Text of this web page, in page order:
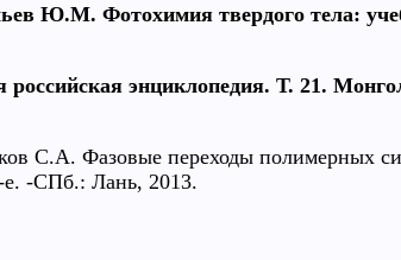
Ю.М. Фотохимия твердого тела:
российская энциклопедия. Т. 21.
С.А. Фазовые переходы полимерных
е. -СПб.: Лань, 2013.